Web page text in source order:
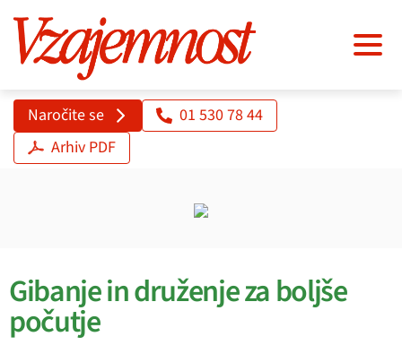
Naročite se
01 530 78 44
Arhiv PDF
Gibanje in druženje za boljše
počutje